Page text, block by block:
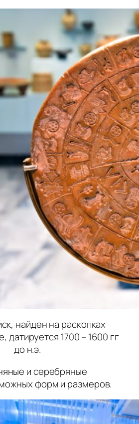
найден на раскопках
датируется 1700 – 1600 гг
до н.э.
и серебряные
форм и размеров.